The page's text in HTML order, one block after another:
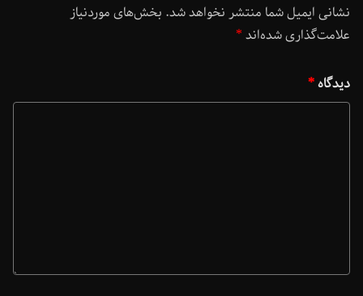
نشانی ایمیل شما منتشر نخواهد شد. بخش‌های موردنیاز
علامت‌گذاری شده‌اند*
دیدگاه*